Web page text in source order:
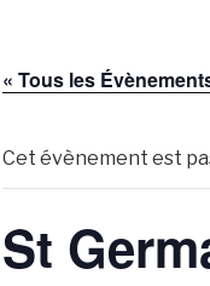
« Tous les
Cet évènement est
St